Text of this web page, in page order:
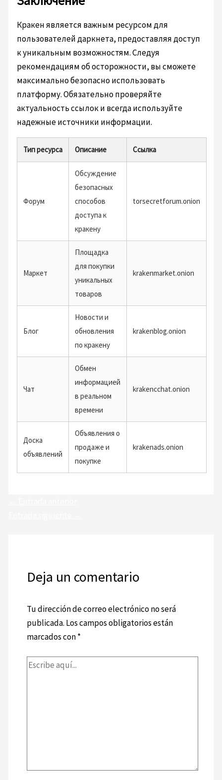
Кракен является важным ресурсом для
пользователей даркнета, предоставляя доступ
к уникальным возможностям. Следуя
рекомендациям об осторожности, вы сможете
максимально безопасно использовать
платформу. Обязательно проверяйте
актуальность ссылок и всегда используйте
надежные источники информации.
Тип ресурса Описание Ссылка
Форум
Обсуждение
безопасных
способов
доступа к
кракену
torsecretforum.onion
Маркет
Площадка
для покупки
уникальных
товаров
krakenmarket.onion
Блог
Новости и
обновления
по кракену
krakenblog.onion
Чат
Обмен
информацией
в реальном
времени
krakencchat.onion
Доска
объявлений
Объявления о
продаже и
покупке
krakenads.onion
Deja un comentario
Tu dirección de correo electrónico no será
publicada. Los campos obligatorios están
marcados con*